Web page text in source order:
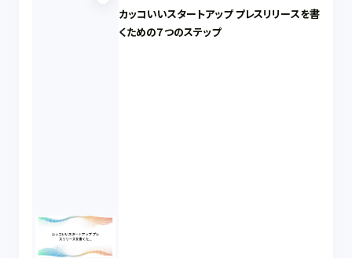
カッコいいスタートアップ プレスリリースを書
くための７つのステップ